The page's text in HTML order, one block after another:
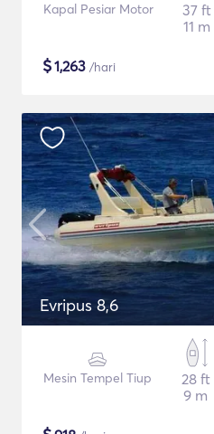
Kapal Pesiar Motor
37 ft
11 m
$1,263 /hari
Evripus 8,6
Mesin Tempel Tiup
28 ft
9 m